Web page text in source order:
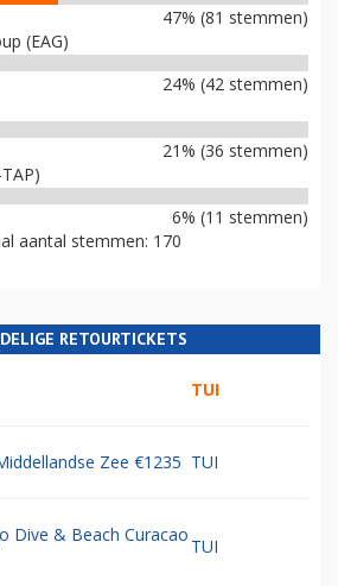
47% (81 stemmen)
(EAG)
24% (42 stemmen)
21% (36 stemmen)
6% (11 stemmen)
aantal stemmen: 170
RETOURTICKETS
TUI
Zee €1235 TUI
Dive & Beach Curacao
TUI